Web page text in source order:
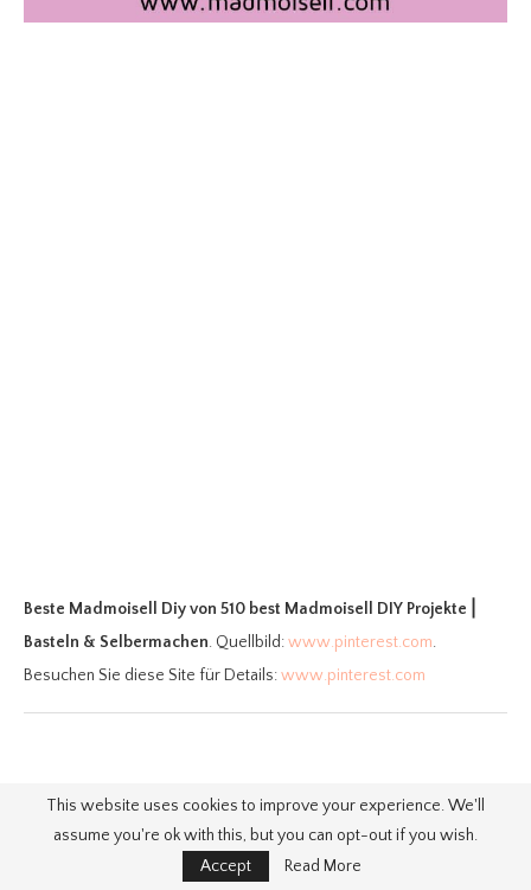
Beste Madmoisell Diyvon 510 best Madmoisell DIY Projekte⎪
Basteln & Selbermachen. Quellbild:www.pinterest.com.
Besuchen Sie diese Site für Details:www.pinterest.com
8. DIY Blogs in Deutschlands meine Top
10 DIY Blog Übersicht
This website uses cookies to improve your experience. We'll
assume you're ok with this, but you can opt-out if you wish.
Accept
Read More